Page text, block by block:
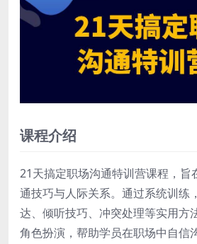
课程介绍
21天搞定职场沟通特训营课程，旨
通技巧与人际关系。通过系统训练
达、倾听技巧、冲突处理等实用方
角色扮演，帮助学员在职场中自信